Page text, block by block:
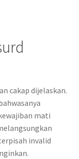
cakap dijelaskan.
mati
invalid